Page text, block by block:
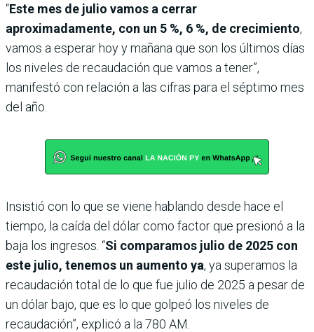
“Este mes de julio vamos a cerrar
aproximadamente, con un 5 %, 6 %, de crecimiento,
vamos a esperar hoy y mañana que son los últimos días
los niveles de recaudación que vamos a tener”,
manifestó con relación a las cifras para el séptimo mes
del año.
Insistió con lo que se viene hablando desde hace el
tiempo, la caída del dólar como factor que presionó a la
baja los ingresos. “Si comparamos julio de 2025 con
este julio, tenemos un aumento ya, ya superamos la
recaudación total de lo que fue julio de 2025 a pesar de
un dólar bajo, que es lo que golpeó los niveles de
recaudación”, explicó a la 780 AM.